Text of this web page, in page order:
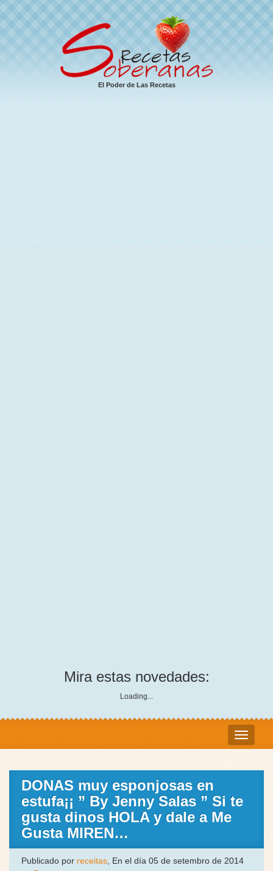
El Poder de Las Recetas
Mira estas novedades:
Loading...
DONAS muy esponjosas en
estufa¡¡ ” By Jenny Salas ” Si te
gusta dinos HOLA y dale a Me
Gusta MIREN…
Publicado por receitas, En el día 05 de setembro de 2014